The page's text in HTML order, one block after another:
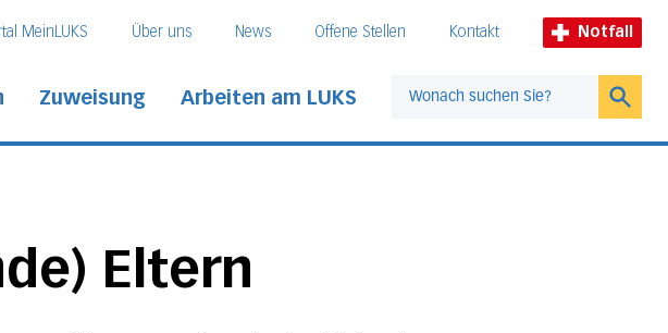
MeinLUKS Über uns News Offene Stellen Kontakt Notfall
Zuweisung Arbeiten am LUKS
Eltern